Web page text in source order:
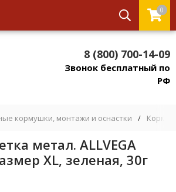
0
8 (800) 700-14-09
Звонок бесплатный по
РФ
кормушки, монтажи и оснастки /
метал. ALLVEGA
XL, зеленая, 30г